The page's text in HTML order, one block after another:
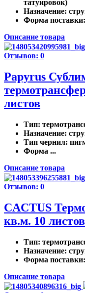
татуировок)
Назначение:
Форма поставки
Описание товара
Отзывов: 0
Papyrus
листов
Тип:
Назначение:
Тип чернил:
Форма ...
Описание товара
Отзывов: 0
CACTUS
кв.м. 10
Тип:
Назначение:
Форма поставки
Описание товара